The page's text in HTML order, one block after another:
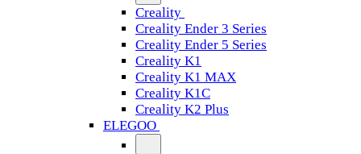
Creality
Creality Ender 3 Series
Creality Ender 5 Series
Creality K1
Creality K1 MAX
Creality K1C
Creality K2 Plus
ELEGOO